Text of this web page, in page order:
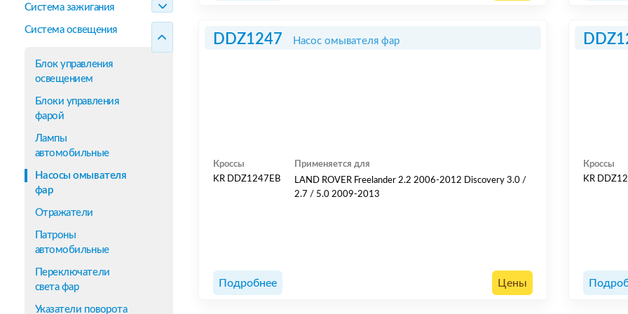
Система зажигания
Система освещения
Блок управления
освещением
Блоки управления
фарой
Лампы
автомобильные
Насосы омывателя
фар
Отражатели
Патроны
автомобильные
Переключатели
света фар
Указатели поворота
DDZ1247 Насос омывателя фар
Кроссы
KR DDZ1247EB
Применяется для
LAND ROVER Freelander 2.2 2006-2012 Discovery 3.0 /
2.7 / 5.0 2009-2013
Подробнее Цены
Кроссы
KR